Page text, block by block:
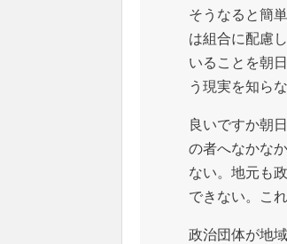
そうなると簡
は組合に配慮
いることを朝
う現実を知ら
良いですか朝
の者へなかな
ない。地元も
できない。こ
政治団体が地